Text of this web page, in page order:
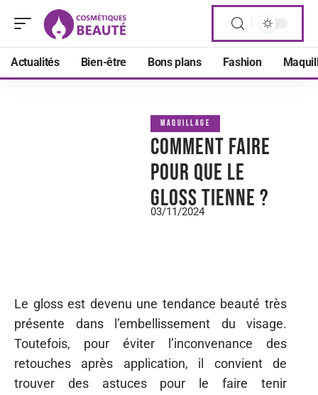
Actualités Bien-être Bons plans Fashion
MAQUILLAGE
Comment faire
pour que le
gloss tienne ?
03/11/2024
Le gloss est devenu une tendance beauté très
présente dans l’embellissement du visage.
Toutefois, pour éviter l’inconvenance des
retouches après application, il convient de
trouver des astuces pour le faire tenir